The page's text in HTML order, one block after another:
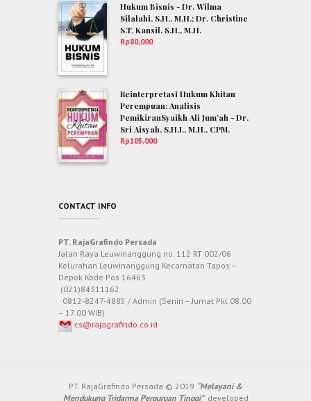
Hukum Bisnis - Dr. Wilma
Silalahi, S.H., M.H.; Dr. Christine
S.T. Kansil, S.H., M.H.
Rp80,000
Reinterpretasi Hukum Khitan
Perempuan: Analisis
PemikiranSyaikh Ali Jum’ah - Dr.
Sri Aisyah, S.H.I., M.H., CPM.
Rp105,000
CONTACT INFO
PT. RajaGrafindo Persada
Jalan Raya Leuwinanggung no. 112 RT 002/06
Kelurahan Leuwinanggung Kecamatan Tapos –
Depok Kode Pos 16463
(021)84311162
0812-8247-4885 / Admin (Senin – Jumat Pkl 08.00
– 17.00 WIB)
cs@rajagrafindo.co.id
PT. RajaGrafindo Persada © 2019 “Melayani &
Mendukung Tridarma Perguruan Tinggi” developed